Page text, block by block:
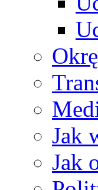
Jak
Jak